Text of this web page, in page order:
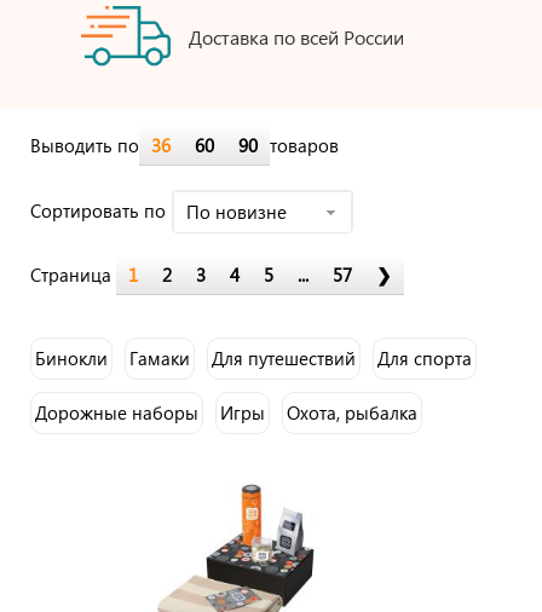
Доставка по всей России
Выводить по 36 60 90 товаров
Cортировать по По новизне
Страница 1 2 3 4 5 ... 57 ❯
Бинокли Гамаки Для путешествий Для спорта
Дорожные наборы Игры Охота, рыбалка
Спортивные наборы
Товары для болельщиков Товары для фитнеса